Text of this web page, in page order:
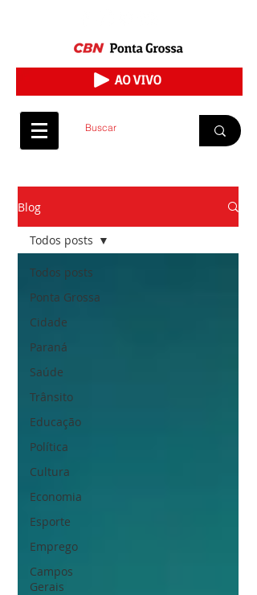
Blog
Todos posts
Ponta Grossa
Cidade
Paraná
Saúde
Trânsito
Educação
Política
Cultura
Economia
Esporte
Emprego
Campos
Gerais
Todos posts